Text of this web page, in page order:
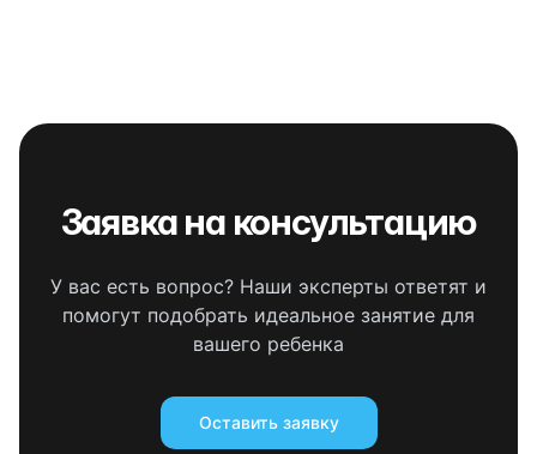
Заявка на консультацию
У вас есть вопрос? Наши эксперты ответят и
помогут подобрать идеальное занятие для
вашего ребенка
Оставить заявку